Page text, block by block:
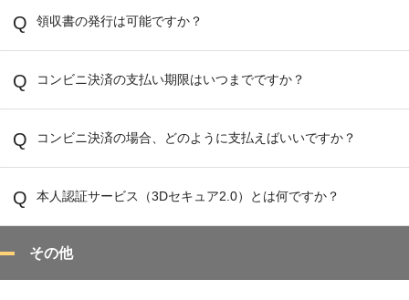
領収書の発行は可能ですか？
コンビニ決済の支払い期限はいつまでですか？
コンビニ決済の場合、どのように支払えばいいですか？
本人認証サービス（3Dセキュア2.0）とは何ですか？
その他